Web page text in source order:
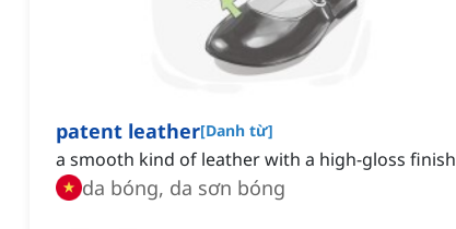
patent leather[Danh từ]
a smooth kind of leather with a high-gloss finish
da bóng, da sơn bóng